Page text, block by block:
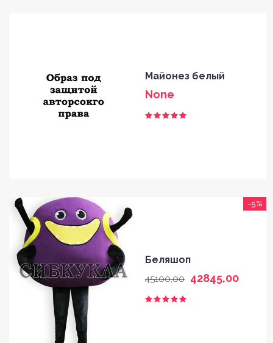
HOME
GALLERY
Майонез белый
None
-5%
Беляшоп
45100,00 42845,00